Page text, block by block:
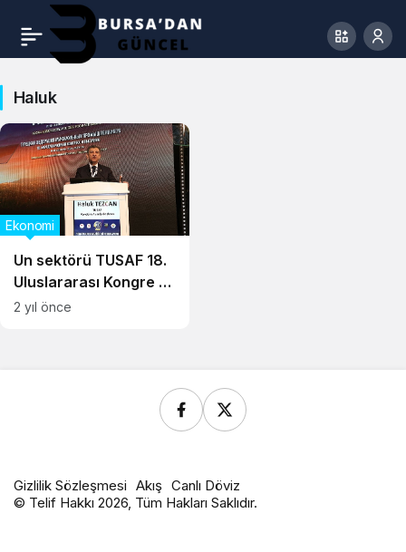
Haluk
Un sektörü TUSAF 18.
Uluslararası Kongre ve
Sergisi’nde buluştu:
Ekonomi
2 yıl önce
Gizlilik Sözleşmesi Akış Canlı Döviz
© Telif Hakkı 2026, Tüm Hakları Saklıdır.